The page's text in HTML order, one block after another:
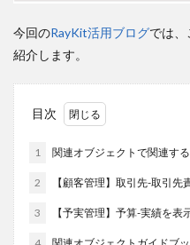
今回のRayKit活用ブログでは
紹介します。
目次
1 関連オブジェクトで関連す
2 【顧客管理】取引先-取引先
3 【予実管理】予算-実績を表